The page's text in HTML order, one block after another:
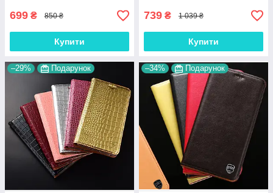
699 ₴ 850 ₴
Купити
739 ₴ 1 039 ₴
Купити
–29% Подарунок –34% Подарунок